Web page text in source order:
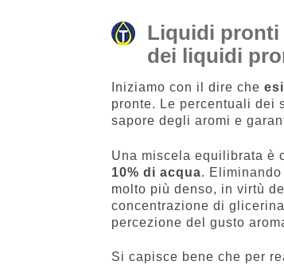
Liquidi pronti
dei liquidi
Iniziamo con il dire che
pronte. Le percentuali dei
sapore degli aromi e
Una miscela equilibrata è
10% di acqua.
molto più denso, in virtù
concentrazione di
percezione del gusto
Si capisce bene che per